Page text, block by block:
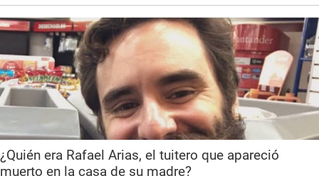
¿Quién era Rafael Arias, el tuitero que apareció
muerto en la casa de su madre?